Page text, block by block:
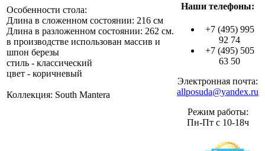
Особенности стола:
Длина в сложенном состоянии: 216 см
Длина в разложенном состоянии: 262 см.
в производстве использован массив и
шпон березы
стиль - классический
цвет - коричневый
Коллекция: South Mantera
Наши телефоны:
+7 (495) 995
92 74
+7 (495) 505
63 50
Электронная почта:
allposuda@yandex.ru
Режим работы:
Пн-Пт с 10-18ч